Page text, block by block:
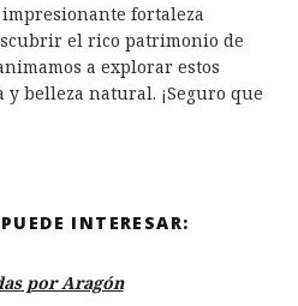
fortaleza
el rico patrimonio de
a explorar estos
belleza natural. ¡Seguro que
INTERESAR:
por Aragón